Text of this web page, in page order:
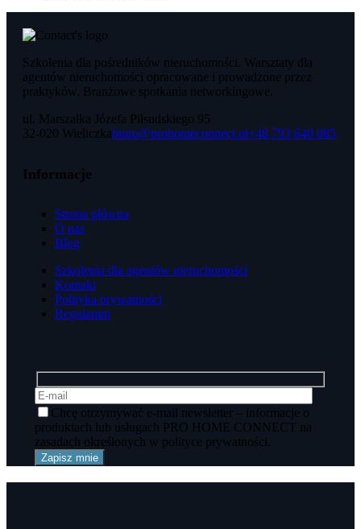
Szkolenia dla pośredników nieruchomości. Warsztaty dla
agentów nieruchomości opracowane i prowadzone przez
praktyków. Branżowe spotkania networkingowe.
ul. Marszałka Józefa Piłsudskiego 95
32-020 Wieliczkabiuro@prohomeconnect.pl+48 793 640 085
Informacje
Strona główna
O nas
Blog
Szkolenia dla agentów nieruchomości
Kontakt
Polityka prywatności
Regulamin
Chcę otrzymywać e-mail newsletter – informacje o
produktach lub usługach PRO HOME CONNECT na
zasadach określonych w polityce prywatności.